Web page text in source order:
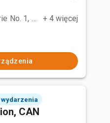
County Of Grande Prairie No. 1, AB
+ 4 więcej
wydarzenia
CAN